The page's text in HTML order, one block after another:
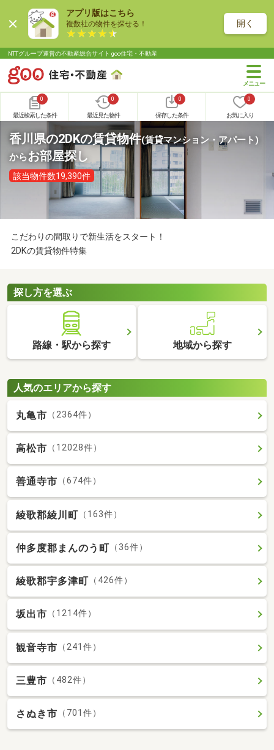
アプリ版はこちら
複数社の物件を探せる！ 開く
NTTグループ運営の不動産総合サイト goo住宅・不動産
0
最近検索した条件
0
最近見た物件
0
保存した条件
0
お気に入り
香川県の2DKの賃貸物件(賃貸マンション・アパート)
からお部屋探し
該当物件数19,390件
こだわりの間取りで新生活をスタート！
2DKの賃貸物件特集
探し方を選ぶ
路線・駅から探す 地域から探す
人気のエリアから探す
丸亀市 （2364件）
高松市 （12028件）
善通寺市 （674件）
綾歌郡綾川町 （163件）
仲多度郡まんのう町 （36件）
綾歌郡宇多津町 （426件）
坂出市 （1214件）
観音寺市 （241件）
三豊市 （482件）
さぬき市 （701件）